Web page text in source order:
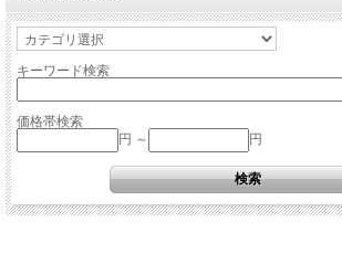
キーワード検索
価格帯検索
円 ～
円